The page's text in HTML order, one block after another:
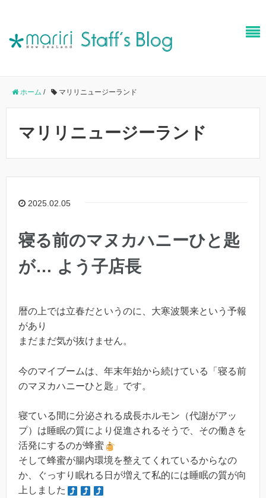
ホーム / マリリニュージーランド
マリリニュージーランド
2025.02.05
寝る前のマヌカハニーひと匙
が… よう子店長
暦の上では立春だというのに、大寒波襲来という予報
があり
まだまだ気が抜けません。
今のマイブームは、年末年始から続けている「寝る前
のマヌカハニーひと匙」です。
寝ている間に分泌される成長ホルモン（代謝がアッ
プ）は睡眠の質により促進されるそうで、その働きを
活発にするのが蜂蜜
そして蜂蜜が腸内環境を整えてくれているからなの
か、ぐっすり眠れる日が増えて私的には睡眠の質が向
上しました